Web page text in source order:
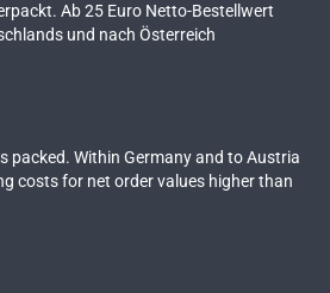
Ab 25 Euro Netto-Bestellwert
und nach Österreich
packed. Within Germany and to Austria
costs for net order values higher than